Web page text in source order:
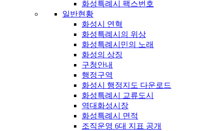
화성특례시 팩스번호
일반현황
화성시 연혁
화성특례시의 위상
화성특례시민의 노래
화성의 상징
구청안내
행정구역
화성시 행정지도 다운로드
화성특례시 교류도시
역대화성시장
화성특례시 면적
조직운영 6대 지표 공개